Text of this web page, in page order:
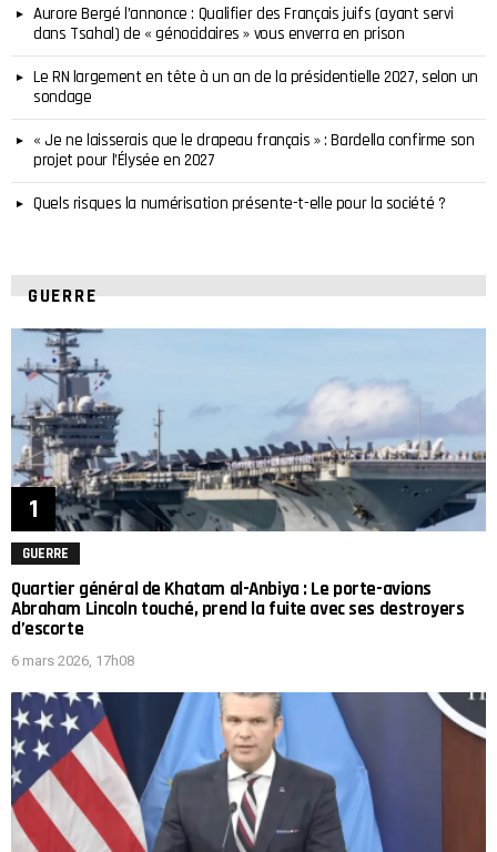
Aurore Bergé l’annonce : Qualifier des Français juifs (ayant servi
dans Tsahal) de « génocidaires » vous enverra en prison
Le RN largement en tête à un an de la présidentielle 2027, selon un
sondage
« Je ne laisserais que le drapeau français » : Bardella confirme son
projet pour l’Élysée en 2027
Quels risques la numérisation présente-t-elle pour la société ?
GUERRE
GUERRE
Quartier général de Khatam al-Anbiya : Le porte-avions
Abraham Lincoln touché, prend la fuite avec ses destroyers
d’escorte
6 mars 2026, 17h08